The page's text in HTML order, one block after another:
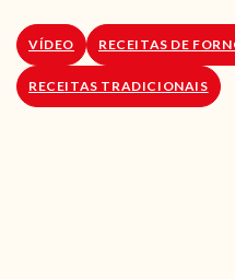
VÍDEO RECEITAS DE
RECEITAS TRADICIONAIS